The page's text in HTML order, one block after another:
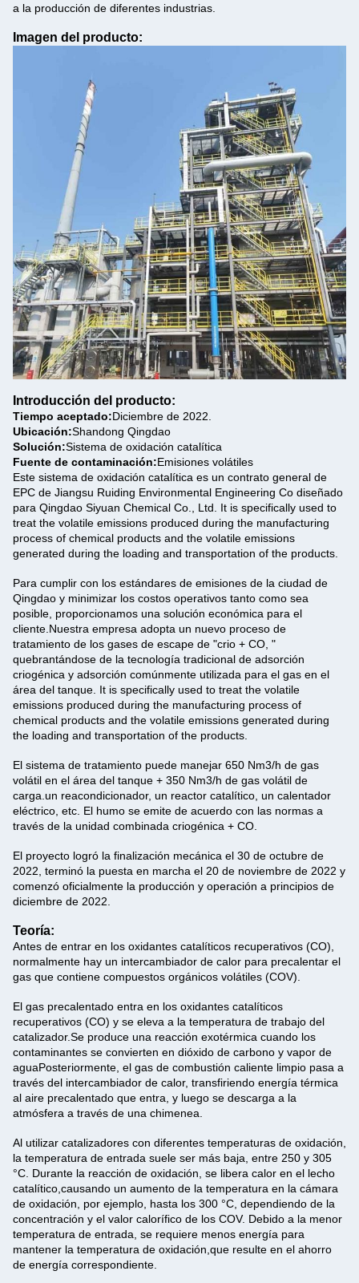
a la producción de diferentes industrias.
Imagen del producto:
Introducción del producto:
Tiempo aceptado:Diciembre de 2022.
Ubicación:Shandong Qingdao
Solución:Sistema de oxidación catalítica
Fuente de contaminación:Emisiones volátiles
Este sistema de oxidación catalítica es un contrato general de
EPC de Jiangsu Ruiding Environmental Engineering Co diseñado
para Qingdao Siyuan Chemical Co., Ltd. It is specifically used to
treat the volatile emissions produced during the manufacturing
process of chemical products and the volatile emissions
generated during the loading and transportation of the products.
Para cumplir con los estándares de emisiones de la ciudad de
Qingdao y minimizar los costos operativos tanto como sea
posible, proporcionamos una solución económica para el
cliente.Nuestra empresa adopta un nuevo proceso de
tratamiento de los gases de escape de "crio + CO, "
quebrantándose de la tecnología tradicional de adsorción
criogénica y adsorción comúnmente utilizada para el gas en el
área del tanque. It is specifically used to treat the volatile
emissions produced during the manufacturing process of
chemical products and the volatile emissions generated during
the loading and transportation of the products.
El sistema de tratamiento puede manejar 650 Nm3/h de gas
volátil en el área del tanque + 350 Nm3/h de gas volátil de
carga.un reacondicionador, un reactor catalítico, un calentador
eléctrico, etc. El humo se emite de acuerdo con las normas a
través de la unidad combinada criogénica + CO.
El proyecto logró la finalización mecánica el 30 de octubre de
2022, terminó la puesta en marcha el 20 de noviembre de 2022 y
comenzó oficialmente la producción y operación a principios de
diciembre de 2022.
Teoría:
Antes de entrar en los oxidantes catalíticos recuperativos (CO),
normalmente hay un intercambiador de calor para precalentar el
gas que contiene compuestos orgánicos volátiles (COV).
El gas precalentado entra en los oxidantes catalíticos
recuperativos (CO) y se eleva a la temperatura de trabajo del
catalizador.Se produce una reacción exotérmica cuando los
contaminantes se convierten en dióxido de carbono y vapor de
aguaPosteriormente, el gas de combustión caliente limpio pasa a
través del intercambiador de calor, transfiriendo energía térmica
al aire precalentado que entra, y luego se descarga a la
atmósfera a través de una chimenea.
Al utilizar catalizadores con diferentes temperaturas de oxidación,
la temperatura de entrada suele ser más baja, entre 250 y 305
°C. Durante la reacción de oxidación, se libera calor en el lecho
catalítico,causando un aumento de la temperatura en la cámara
de oxidación, por ejemplo, hasta los 300 °C, dependiendo de la
concentración y el valor calorífico de los COV. Debido a la menor
temperatura de entrada, se requiere menos energía para
mantener la temperatura de oxidación,que resulte en el ahorro
de energía correspondiente.